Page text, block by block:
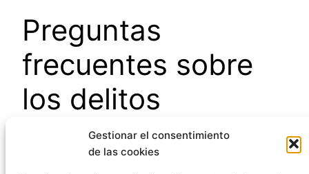
Gestionar el consentimiento
de las cookies
Preguntas
frecuentes sobre
los delitos
semipúblicos